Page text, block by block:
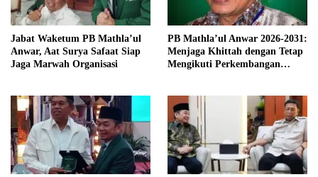
Jabat Waketum PB Mathla’ul
Anwar, Aat Surya Safaat Siap
Jaga Marwah Organisasi
PB Mathla’ul Anwar 2026-2031:
Menjaga Khittah dengan Tetap
Mengikuti Perkembangan